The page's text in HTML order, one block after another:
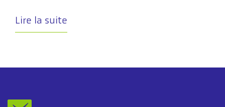
Lire la suite